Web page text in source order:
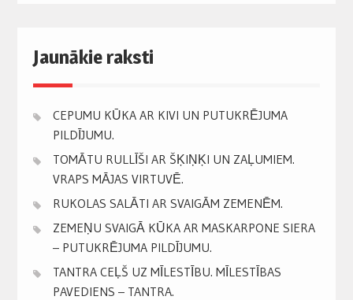
Jaunākie raksti
CEPUMU KŪKA AR KIVI UN PUTUKRĒJUMA
PILDĪJUMU.
TOMĀTU RULLĪŠI AR ŠĶIŅĶI UN ZAĻUMIEM.
VRAPS MĀJAS VIRTUVĒ.
RUKOLAS SALĀTI AR SVAIGĀM ZEMENĒM.
ZEMEŅU SVAIGĀ KŪKA AR MASKARPONE SIERA
– PUTUKRĒJUMA PILDĪJUMU.
TANTRA CEĻŠ UZ MĪLESTĪBU. MĪLESTĪBAS
PAVEDIENS – TANTRA.